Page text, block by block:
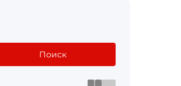
Поиск